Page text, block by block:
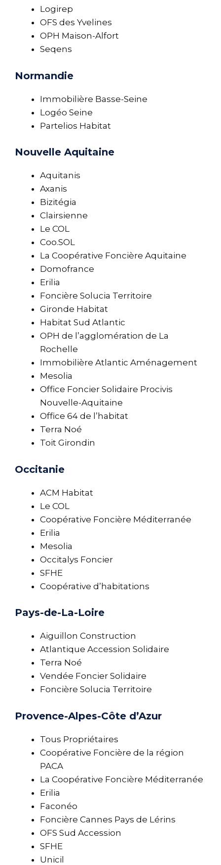
Logirep
OFS des Yvelines
OPH Maison-Alfort
Seqens
Normandie
Immobilière Basse-Seine
Logéo Seine
Partelios Habitat
Nouvelle Aquitaine
Aquitanis
Axanis
Bizitégia
Clairsienne
Le COL
Coo.SOL
La Coopérative Foncière Aquitaine
Domofrance
Erilia
Foncière Solucia Territoire
Gironde Habitat
Habitat Sud Atlantic
OPH de l’agglomération de La
Rochelle
Immobilière Atlantic Aménagement
Mesolia
Office Foncier Solidaire Procivis
Nouvelle-Aquitaine
Office 64 de l’habitat
Terra Noé
Toit Girondin
Occitanie
ACM Habitat
Le COL
Coopérative Foncière Méditerranée
Erilia
Mesolia
Occitalys Foncier
SFHE
Coopérative d’habitations
Pays-de-La-Loire
Aiguillon Construction
Atlantique Accession Solidaire
Terra Noé
Vendée Foncier Solidaire
Foncière Solucia Territoire
Provence-Alpes-Côte d’Azur
Tous Propriétaires
Coopérative Foncière de la région
PACA
La Coopérative Foncière Méditerranée
Erilia
Faconéo
Foncière Cannes Pays de Lérins
OFS Sud Accession
SFHE
Unicil